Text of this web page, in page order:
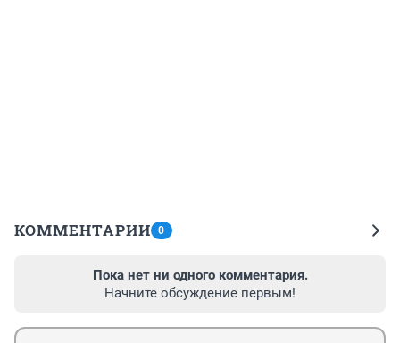
КОММЕНТАРИИ 0
Пока нет ни одного комментария.
Начните обсуждение первым!